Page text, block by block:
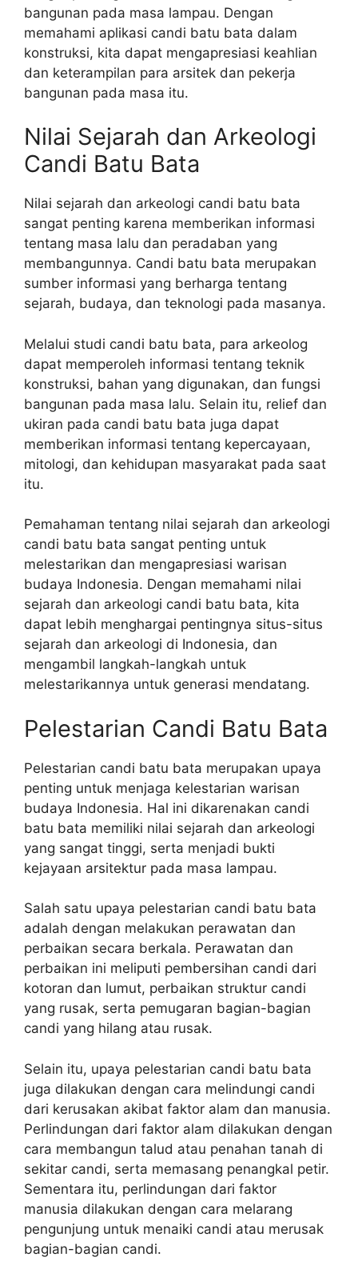
bangunan pada masa lampau. Dengan
memahami aplikasi candi batu bata dalam
konstruksi, kita dapat mengapresiasi keahlian
dan keterampilan para arsitek dan pekerja
bangunan pada masa itu.
Nilai Sejarah dan Arkeologi
Candi Batu Bata
Nilai sejarah dan arkeologi candi batu bata
sangat penting karena memberikan informasi
tentang masa lalu dan peradaban yang
membangunnya. Candi batu bata merupakan
sumber informasi yang berharga tentang
sejarah, budaya, dan teknologi pada masanya.
Melalui studi candi batu bata, para arkeolog
dapat memperoleh informasi tentang teknik
konstruksi, bahan yang digunakan, dan fungsi
bangunan pada masa lalu. Selain itu, relief dan
ukiran pada candi batu bata juga dapat
memberikan informasi tentang kepercayaan,
mitologi, dan kehidupan masyarakat pada saat
itu.
Pemahaman tentang nilai sejarah dan arkeologi
candi batu bata sangat penting untuk
melestarikan dan mengapresiasi warisan
budaya Indonesia. Dengan memahami nilai
sejarah dan arkeologi candi batu bata, kita
dapat lebih menghargai pentingnya situs-situs
sejarah dan arkeologi di Indonesia, dan
mengambil langkah-langkah untuk
melestarikannya untuk generasi mendatang.
Pelestarian Candi Batu Bata
Pelestarian candi batu bata merupakan upaya
penting untuk menjaga kelestarian warisan
budaya Indonesia. Hal ini dikarenakan candi
batu bata memiliki nilai sejarah dan arkeologi
yang sangat tinggi, serta menjadi bukti
kejayaan arsitektur pada masa lampau.
Salah satu upaya pelestarian candi batu bata
adalah dengan melakukan perawatan dan
perbaikan secara berkala. Perawatan dan
perbaikan ini meliputi pembersihan candi dari
kotoran dan lumut, perbaikan struktur candi
yang rusak, serta pemugaran bagian-bagian
candi yang hilang atau rusak.
Selain itu, upaya pelestarian candi batu bata
juga dilakukan dengan cara melindungi candi
dari kerusakan akibat faktor alam dan manusia.
Perlindungan dari faktor alam dilakukan dengan
cara membangun talud atau penahan tanah di
sekitar candi, serta memasang penangkal petir.
Sementara itu, perlindungan dari faktor
manusia dilakukan dengan cara melarang
pengunjung untuk menaiki candi atau merusak
bagian-bagian candi.